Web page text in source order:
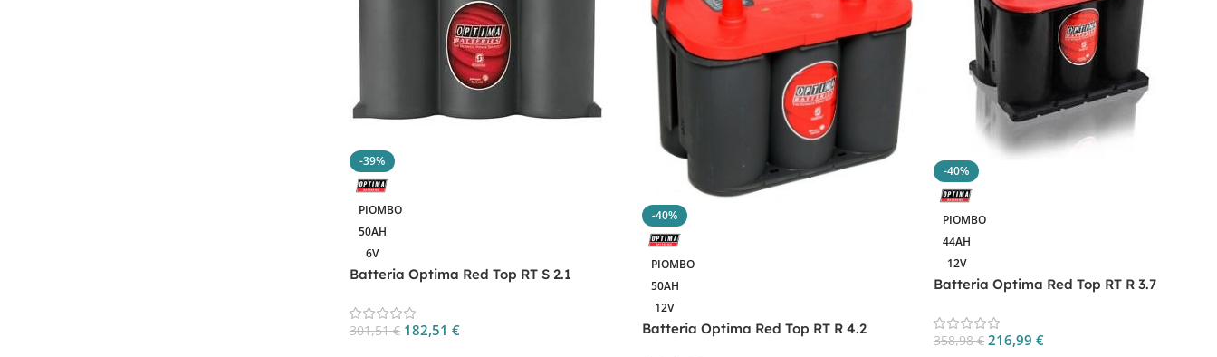
-39%
PIOMBO
50AH
6V
Batteria Optima Red Top RT S 2.1
301,51€ 182,51 €
-40%
PIOMBO
50AH
12V
Batteria Optima Red Top RT R 4.2
-40%
PIOMBO
44AH
12V
Batteria Optima Red Top RT R 3.7
358,98€ 216,99€